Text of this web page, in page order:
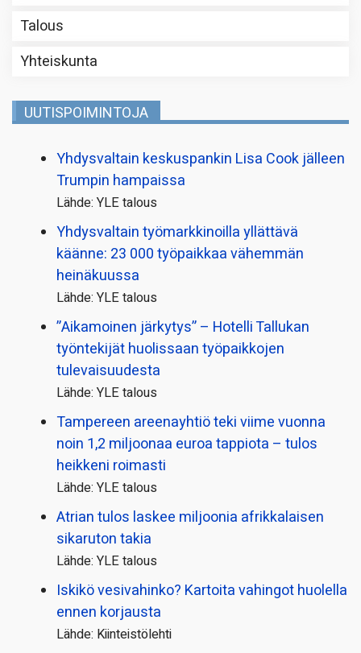
Talous
Yhteiskunta
UUTISPOIMINTOJA
Yhdysvaltain keskuspankin Lisa Cook jälleen
Trumpin hampaissa
Lähde: YLE talous
Yhdysvaltain työmarkkinoilla yllättävä
käänne: 23 000 työpaikkaa vähemmän
heinäkuussa
Lähde: YLE talous
”Aikamoinen järkytys” – Hotelli Tallukan
työntekijät huolissaan työpaikkojen
tulevaisuudesta
Lähde: YLE talous
Tampereen areenayhtiö teki viime vuonna
noin 1,2 miljoonaa euroa tappiota – tulos
heikkeni roimasti
Lähde: YLE talous
Atrian tulos laskee miljoonia afrikkalaisen
sikaruton takia
Lähde: YLE talous
Iskikö vesivahinko? Kartoita vahingot huolella
ennen korjausta
Lähde: Kiinteistölehti